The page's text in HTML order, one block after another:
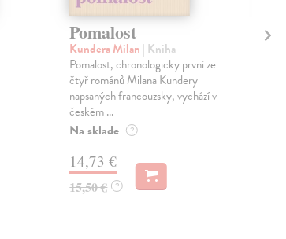
Pomalost
Kundera Milan | Kniha
Pomalost, chronologicky první ze
čtyř románů Milana Kundery
napsaných francouzsky, vychází v
českém ...
Na sklade ?
14,73 €
15,50 € ?